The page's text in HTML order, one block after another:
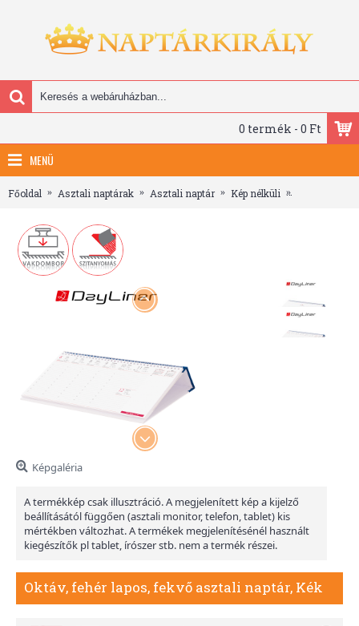
0 termék - 0 Ft
MENÜ
Főoldal Asztali naptárak Asztali naptár Kép nélküli
Képgaléria
A termékkép csak illusztráció. A megjelenített kép a kijelző
beállításától függően (asztali monitor, telefon, tablet) kis
mértékben változhat. A termékek megjelenítésénél használt
kiegészítők pl tablet, írószer stb. nem a termék részei.
Oktáv, fehér lapos, fekvő asztali naptár, Kék